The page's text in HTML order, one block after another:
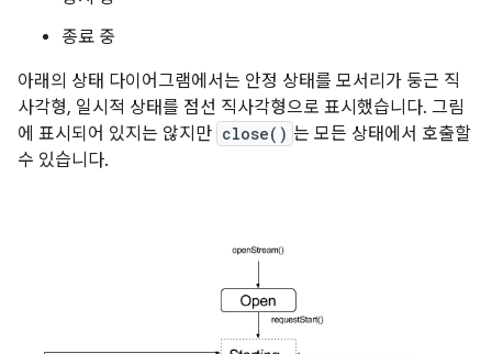
종료 중
아래의 상태 다이어그램에서는 안정 상태를 모서리가 둥근 직
사각형, 일시적 상태를 점선 직사각형으로 표시했습니다. 그림
에 표시되어 있지는 않지만 close() 는 모든 상태에서 호출할
수 있습니다.